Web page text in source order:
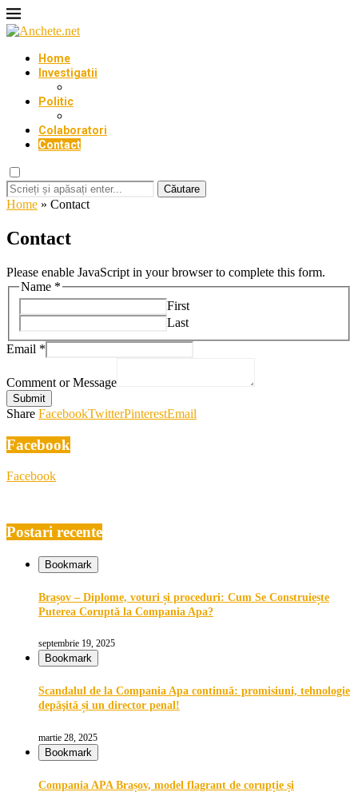
Home
Investigatii
Politic
Colaboratori
Contact
Căutare
Home » Contact
Contact
Please enable JavaScript in your browser to complete this form.
Name *
First
Last
Email *
Comment or Message
Submit
Share FacebookTwitterPinterestEmail
Facebook
Facebook
Postari recente
Bookmark
Brașov – Diplome, voturi și proceduri: Cum Se Construiește
Puterea Coruptă la Compania Apa?
septembrie 19, 2025
Bookmark
Scandalul de la Compania Apa continuă: promisiuni, tehnologie
depăşită și un director penal!
martie 28, 2025
Bookmark
Compania APA Brașov, model flagrant de corupție și